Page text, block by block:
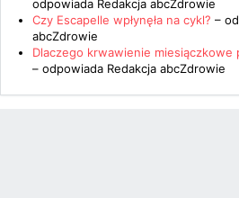
odpowiada Redakcja abcZdrowie
Czy Escapelle wpłynęła na cykl? –
abcZdrowie
Dlaczego krwawienie
– odpowiada Redakcja abcZdrowie